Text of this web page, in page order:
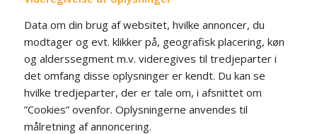
Data om din brug af websitet, hvilke annoncer, du
modtager og evt. klikker på, geografisk placering, køn
og alderssegment m.v. videregives til tredjeparter i
det omfang disse oplysninger er kendt. Du kan se
hvilke tredjeparter, der er tale om, i afsnittet om
”Cookies” ovenfor. Oplysningerne anvendes til
målretning af annoncering.